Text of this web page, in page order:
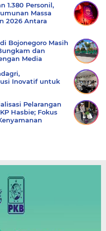
1.380 Personil,
Massa
2026 Antara
Bojonegoro Masih
dan
Media
Inovatif untuk
Pelarangan
Hasbie; Fokus